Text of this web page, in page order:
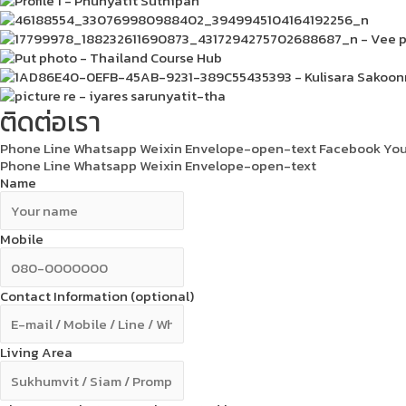
ติดต่อเรา
Phone Line Whatsapp Weixin Envelope-open-textFacebook
Phone Line Whatsapp Weixin Envelope-open-text
Name
Mobile
Contact Information (optional)
Living Area